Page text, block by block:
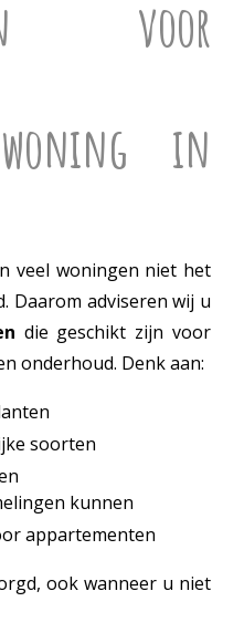
voor
in
veel woningen niet het
Daarom adviseren wij u
die geschikt zijn voor
onderhoud. Denk aan:
soorten
kunnen
appartementen
ook wanneer u niet